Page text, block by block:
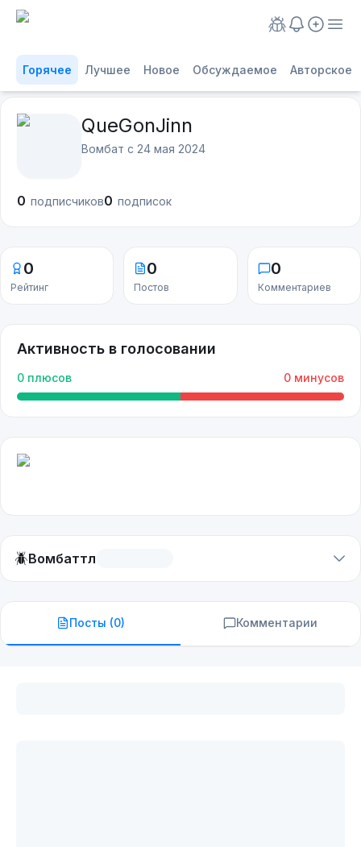
Горячее Лучшее Новое Обсуждаемое Авторское
QueGonJinn
Вомбат с 24 мая 2024
0 подписчиков0 подписок
0
Рейтинг
0
Постов
0
Комментариев
Активность в голосовании
0 плюсов 0 минусов
🪲Вомбаттл
Посты (0) Комментарии